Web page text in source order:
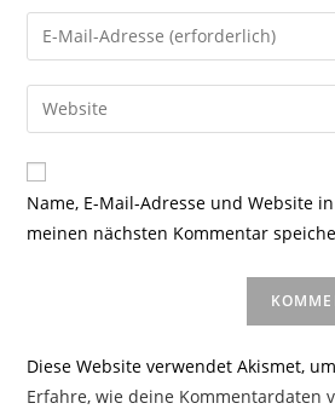
Namen
oder
zum
Kommentieren
ein
Gib
deine
E-
Mail-
zum
Kommentieren
ein
Gib
deine
Website-
URL
Name, E-Mail-Adresse und Website
meinen nächsten Kommentar
Diese Website verwendet Akismet,
Erfahre, wie deine Kommentardaten